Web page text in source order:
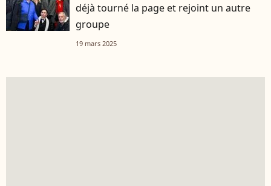
déjà tourné la page et rejoint un autre
groupe
19 mars 2025